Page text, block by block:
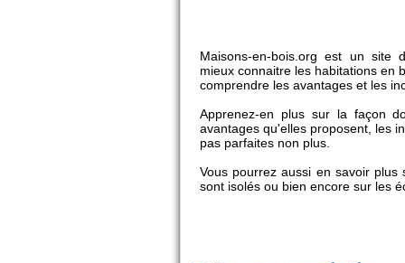
Maisons-en-bois.org est un site
mieux connaitre les habitations en
comprendre les avantages et les
Apprenez-en plus sur la façon
avantages qu'elles proposent, les
pas parfaites non plus.
Vous pourrez aussi en savoir
sont isolés ou bien encore sur les